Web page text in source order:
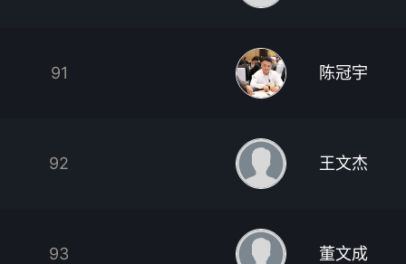
91 陈冠宇
92 王文杰
93 董文成